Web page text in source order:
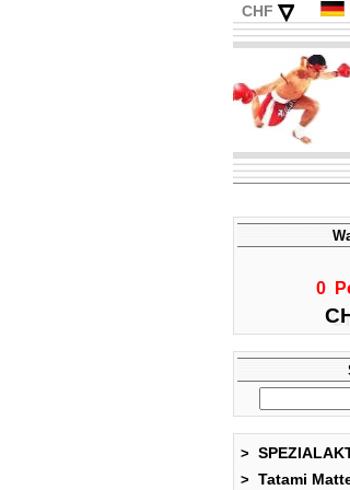
CHF ▿
EUR
0
>
> Tatami